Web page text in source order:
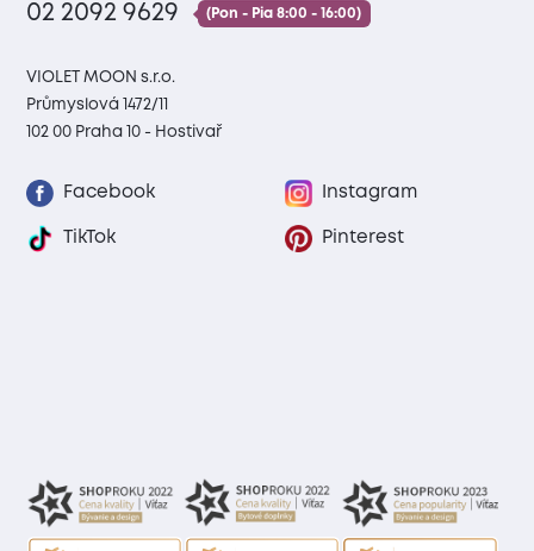
02 2092 9629
(Pon - Pia 8:00 - 16:00)
VIOLET MOON s.r.o.
Průmyslová 1472/11
102 00 Praha 10 - Hostivař
Facebook Instagram
TikTok Pinterest